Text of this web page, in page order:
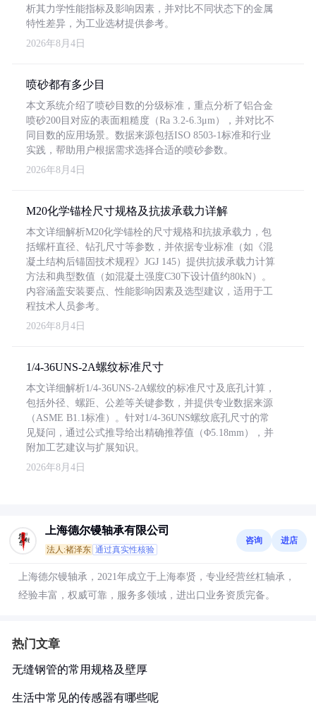
析其力学性能指标及影响因素，并对比不同状态下的金属
特性差异，为工业选材提供参考。
2026年8月4日
喷砂都有多少目
本文系统介绍了喷砂目数的分级标准，重点分析了铝合金
喷砂200目对应的表面粗糙度（Ra 3.2-6.3μm），并对比不
同目数的应用场景。数据来源包括ISO 8503-1标准和行业
实践，帮助用户根据需求选择合适的喷砂参数。
2026年8月4日
M20化学锚栓尺寸规格及抗拔承载力详解
本文详细解析M20化学锚栓的尺寸规格和抗拔承载力，包
括螺杆直径、钻孔尺寸等参数，并依据专业标准（如《混
凝土结构后锚固技术规程》JGJ 145）提供抗拔承载力计算
方法和典型数值（如混凝土强度C30下设计值约80kN）。
内容涵盖安装要点、性能影响因素及选型建议，适用于工
程技术人员参考。
2026年8月4日
1/4-36UNS-2A螺纹标准尺寸
本文详细解析1/4-36UNS-2A螺纹的标准尺寸及底孔计算，
包括外径、螺距、公差等关键参数，并提供专业数据来源
（ASME B1.1标准）。针对1/4-36UNS螺纹底孔尺寸的常
见疑问，通过公式推导给出精确推荐值（Φ5.18mm），并
附加工艺建议与扩展知识。
2026年8月4日
上海德尔镘轴承有限公司
法人:褚泽东 通过真实性核验
咨询 进店
上海德尔镘轴承，2021年成立于上海奉贤，专业经营丝杠轴承，
经验丰富，权威可靠，服务多领域，进出口业务资质完备。
热门文章
无缝钢管的常用规格及壁厚
生活中常见的传感器有哪些呢